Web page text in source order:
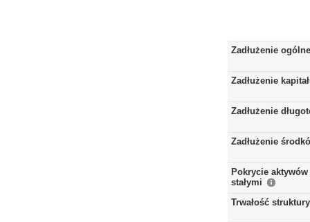
Zadłużenie ogólne
Zadłużenie
Zadłużenie
Zadłużenie
Pokrycie aktywów
stałymi
Trwałość